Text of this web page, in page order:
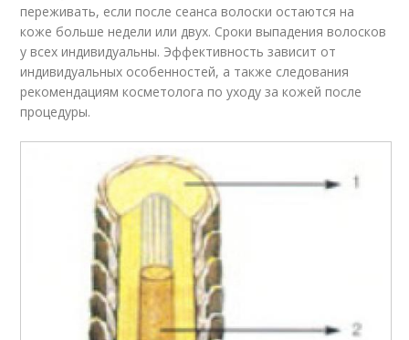
переживать, если после сеанса волоски остаются на
коже больше недели или двух. Сроки выпадения волосков
у всех индивидуальны. Эффективность зависит от
индивидуальных особенностей, а также следования
рекомендациям косметолога по уходу за кожей после
процедуры.